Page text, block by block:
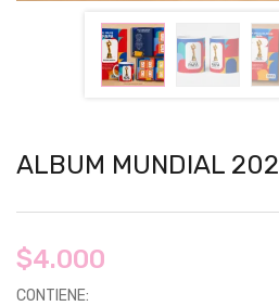
ALBUM MUNDIAL
$4.000
CONTIENE: